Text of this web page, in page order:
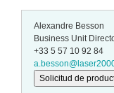
Alexandre Besson
Business Unit
+33 5 57 10 92 84
Solicitud de